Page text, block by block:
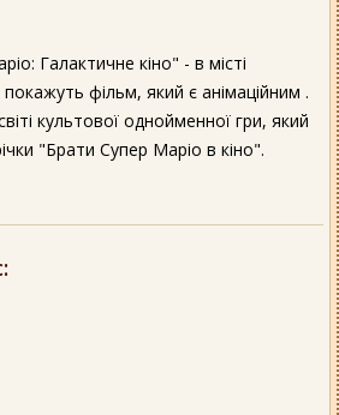
Галактичне кіно" - в місті
фільм, який є анімаційним .
культової однойменної гри, який
"Брати Супер Маріо в кіно".
: